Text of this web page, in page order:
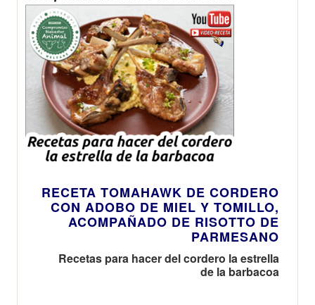
RECETA TOMAHAWK DE CORDERO
CON ADOBO DE MIEL Y TOMILLO,
ACOMPAÑADO DE RISOTTO DE
PARMESANO
Recetas para hacer del cordero la estrella
de la barbacoa